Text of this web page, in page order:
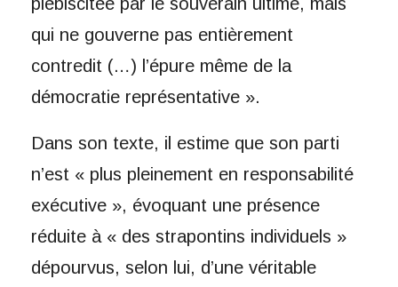
qui ne gouverne pas entièrement
contredit (…) l’épure même de la
démocratie représentative ».
Dans son texte, il estime que son parti
n’est « plus pleinement en responsabilité
exécutive », évoquant une présence
réduite à « des strapontins individuels »
dépourvus, selon lui, d’une véritable